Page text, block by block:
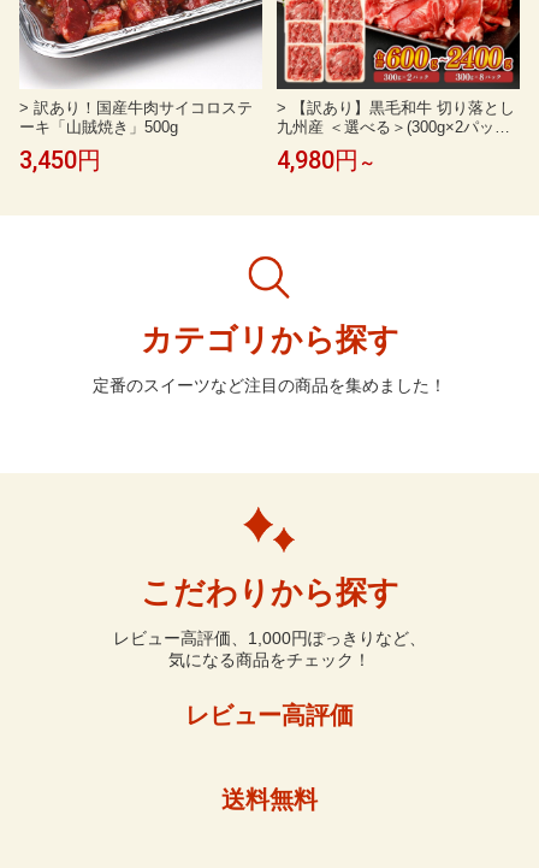
> 訳あり！国産牛肉サイコロステ
ーキ「山賊焼き」500g
3,450円
> 【訳あり】黒毛和牛 切り落とし
九州産 ＜選べる＞(300g×2パック
～8パック・計600g～2400g) 小分
け お肉 牛肉 国産牛 和牛 日本産
4,980円 ～
カテゴリから探す
定番のスイーツなど注目の商品を集めました！
こだわりから探す
レビュー高評価、1,000円ぽっきりなど、
気になる商品をチェック！
レビュー高評価
送料無料